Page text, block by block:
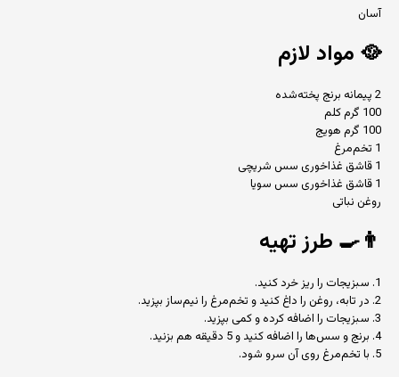
آسان
🥘 مواد لازم
2 پیمانه برنج پخته‌شده
100 گرم کلم
100 گرم هویج
1 تخم‌مرغ
1 قاشق غذاخوری سس شریچی
1 قاشق غذاخوری سس سویا
روغن نباتی
👨‍🍳 طرز تهیه
1. سبزیجات را ریز خرد کنید.
2. در تابه، روغن را داغ کنید و تخم‌مرغ را نیم‌ساز بپزید.
3. سبزیجات را اضافه کرده و کمی بپزید.
4. برنج و سس‌ها را اضافه کنید و 5 دقیقه هم بزنید.
5. با تخم‌مرغ روی آن سرو شود.